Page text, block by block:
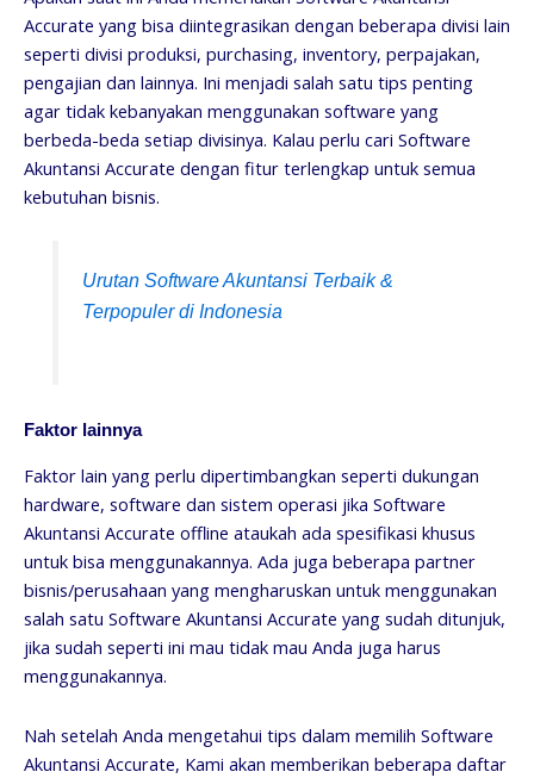
Accurate yang bisa diintegrasikan dengan beberapa divisi lain
seperti divisi produksi, purchasing, inventory, perpajakan,
pengajian dan lainnya. Ini menjadi salah satu tips penting
agar tidak kebanyakan menggunakan software yang
berbeda-beda setiap divisinya. Kalau perlu cari Software
Akuntansi Accurate dengan fitur terlengkap untuk semua
kebutuhan bisnis.
Urutan Software Akuntansi Terbaik &
Terpopuler di Indonesia
Faktor lainnya
Faktor lain yang perlu dipertimbangkan seperti dukungan
hardware, software dan sistem operasi jika Software
Akuntansi Accurate offline ataukah ada spesifikasi khusus
untuk bisa menggunakannya. Ada juga beberapa partner
bisnis/perusahaan yang mengharuskan untuk menggunakan
salah satu Software Akuntansi Accurate yang sudah ditunjuk,
jika sudah seperti ini mau tidak mau Anda juga harus
menggunakannya.
Nah setelah Anda mengetahui tips dalam memilih Software
Akuntansi Accurate, Kami akan memberikan beberapa daftar